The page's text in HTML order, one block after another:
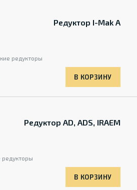
Редуктор I-Mak A
редукторы
В КОРЗИНУ
Редуктор AD, ADS, IRAEM
редукторы
В КОРЗИНУ